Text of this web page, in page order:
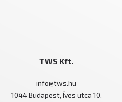
TWS Kft.
info@tws.hu
1044 Budapest, Íves utca 10.